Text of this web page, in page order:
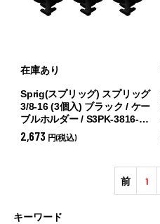
在庫あり
Sprig(スプリッグ) スプリッグ
3/8-16 (3個入) ブラック / ケー
ブルホルダー / S3PK-3816-BK
(ブラック)
2,673 円(税込)
前 1
キーワード